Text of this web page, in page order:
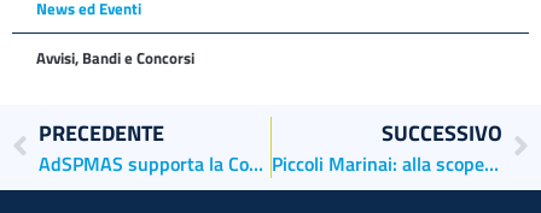
News ed Eventi
Avvisi, Bandi e Concorsi
PRECEDENTE
AdSPMAS supporta la Conferenza Mondiale delle Marine 2O25
SUCCESSIVO
Piccoli Marinai: alla scoperta del porto e della vela con le scuole veneziane